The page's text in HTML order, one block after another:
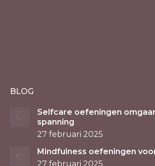
BLOG
Selfcare oefeningen
spanning
27 februari 2025
Mindfulness oefeningen
27 februari 2025